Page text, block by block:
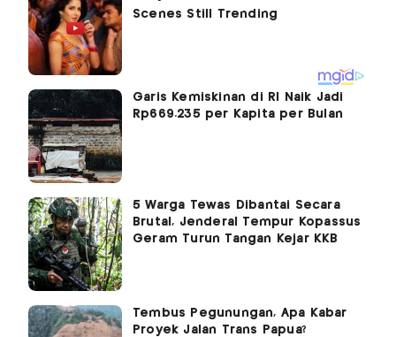
Garis Kemiskinan di RI Naik Jadi
Rp669.235 per Kapita per Bulan
5 Warga Tewas Dibantai Secara
Brutal, Jenderal Tempur Kopassus
Geram Turun Tangan Kejar KKB
Tembus Pegunungan, Apa Kabar
Proyek Jalan Trans Papua?